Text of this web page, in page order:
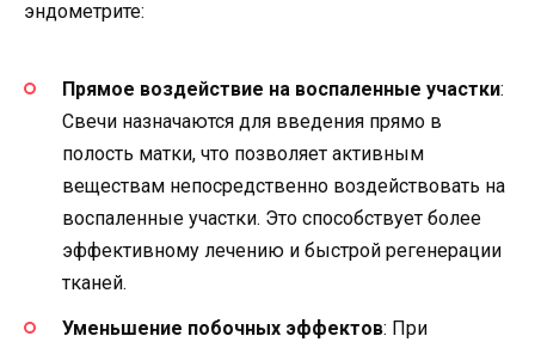
эндометрите:
Прямое воздействие на воспаленные участки:
Свечи назначаются для введения прямо в
полость матки, что позволяет активным
веществам непосредственно воздействовать на
воспаленные участки. Это способствует более
эффективному лечению и быстрой регенерации
тканей.
Уменьшение побочных эффектов: При